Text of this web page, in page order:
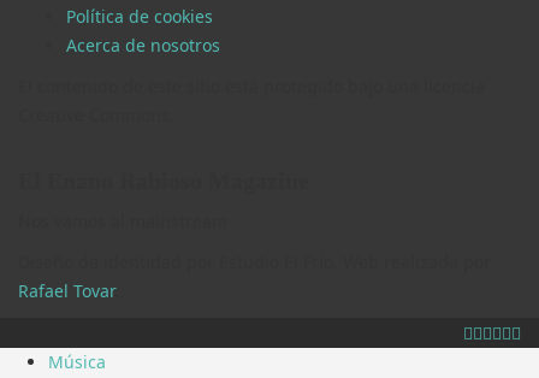
Política de cookies
Acerca de nosotros
Rafael Tovar.
Música